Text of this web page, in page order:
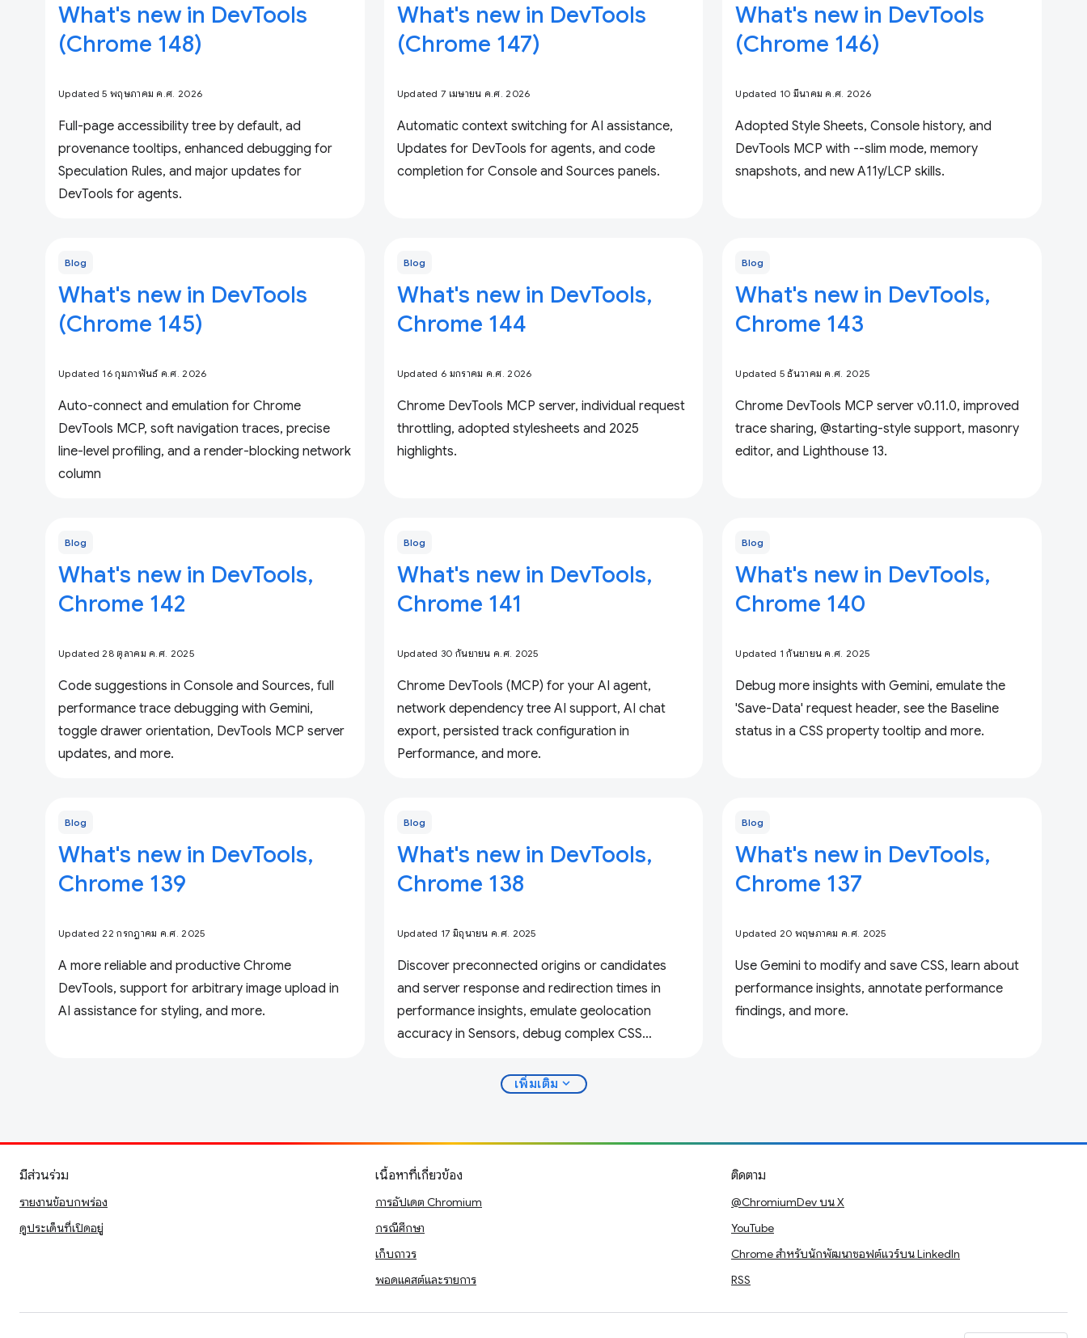
What's new in DevTools
(Chrome 148)
Updated 5 พฤษภาคม ค.ศ. 2026
Full-page accessibility tree by default, ad
provenance tooltips, enhanced debugging for
Speculation Rules, and major updates for
DevTools for agents.
What's new in DevTools
(Chrome 147)
Updated 7 เมษายน ค.ศ. 2026
Automatic context switching for AI assistance,
Updates for DevTools for agents, and code
completion for Console and Sources panels.
What's new in DevTools
(Chrome 146)
Updated 10 มีนาคม ค.ศ. 2026
Adopted Style Sheets, Console history, and
DevTools MCP with --slim mode, memory
snapshots, and new A11y/LCP skills.
Blog
What's new in DevTools
(Chrome 145)
Updated 16 กุมภาพันธ์ ค.ศ. 2026
Auto-connect and emulation for Chrome
DevTools MCP, soft navigation traces, precise
line-level profiling, and a render-blocking network
column
Blog
What's new in DevTools,
Chrome 144
Updated 6 มกราคม ค.ศ. 2026
Chrome DevTools MCP server, individual request
throttling, adopted stylesheets and 2025
highlights.
Blog
What's new in DevTools,
Chrome 143
Updated 5 ธันวาคม ค.ศ. 2025
Chrome DevTools MCP server v0.11.0, improved
trace sharing, @starting-style support, masonry
editor, and Lighthouse 13.
Blog
What's new in DevTools,
Chrome 142
Updated 28 ตุลาคม ค.ศ. 2025
Code suggestions in Console and Sources, full
performance trace debugging with Gemini,
toggle drawer orientation, DevTools MCP server
updates, and more.
Blog
What's new in DevTools,
Chrome 141
Updated 30 กันยายน ค.ศ. 2025
Chrome DevTools (MCP) for your AI agent,
network dependency tree AI support, AI chat
export, persisted track configuration in
Performance, and more.
Blog
What's new in DevTools,
Chrome 140
Updated 1 กันยายน ค.ศ. 2025
Debug more insights with Gemini, emulate the
'Save-Data' request header, see the Baseline
status in a CSS property tooltip and more.
Blog
What's new in DevTools,
Chrome 139
Updated 22 กรกฎาคม ค.ศ. 2025
A more reliable and productive Chrome
DevTools, support for arbitrary image upload in
AI assistance for styling, and more.
Blog
What's new in DevTools,
Chrome 138
Updated 17 มิถุนายน ค.ศ. 2025
Discover preconnected origins or candidates
and server response and redirection times in
performance insights, emulate geolocation
accuracy in Sensors, debug complex CSS
Blog
What's new in DevTools,
Chrome 137
Updated 20 พฤษภาคม ค.ศ. 2025
Use Gemini to modify and save CSS, learn about
performance insights, annotate performance
findings, and more.
เพิ่มเติม expand_more
มีส่วนร่วม
รายงานข้อบกพร่อง
ดูประเด็นที่เปิดอยู่
เนื้อหาที่เกี่ยวข้อง
การอัปเดต Chromium
กรณีศึกษา
เก็บถาวร
พอดแคสต์และรายการ
ติดตาม
@ChromiumDev บน X
YouTube
Chrome สำหรับนักพัฒนาซอฟต์แวร์บน LinkedIn
RSS